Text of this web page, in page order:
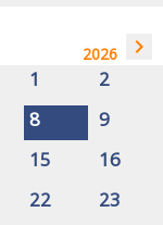
2026 navigate_next
1
2
8
9
15
16
22
23